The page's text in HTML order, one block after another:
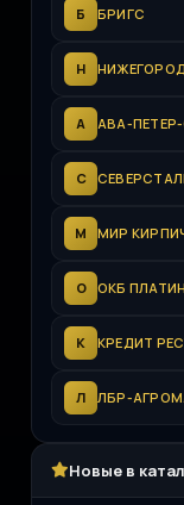
Б БРИГС
Н
А АВА-
С
М МИР
О ОКБ ПЛАТИН
К КРЕДИТ
Л ЛБР-
Новые в